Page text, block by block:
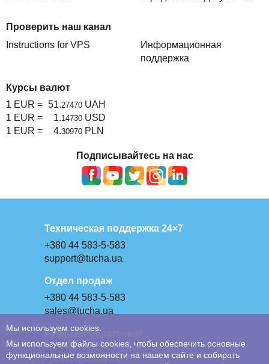
Проверить наш канал
Instructions for VPS
Информационная
поддержка
Курсы валют
1 EUR = 51.27470 UAH
1 EUR =
1.14730 USD
1 EUR =
4.30970 PLN
Подписывайтесь на нас
Техническая поддержка 24×7
+380 44 583-5-583
support@tucha.ua
Отдел продаж
+380 44 583-5-583
sales@tucha.ua
Financial Department
Вход
Мы используем cookies.
Мы используем файлы cookies, чтобы обеспечить основные
функциональные возможности на нашем сайте и собирать